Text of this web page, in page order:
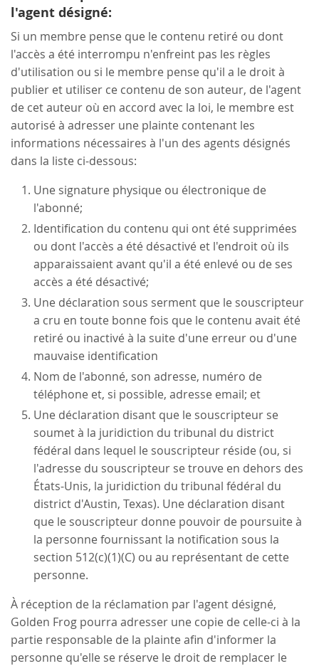
l'agent désigné:
Si un membre pense que le contenu retiré ou dont
l'accès a été interrompu n'enfreint pas les règles
d'utilisation ou si le membre pense qu'il a le droit à
publier et utiliser ce contenu de son auteur, de l'agent
de cet auteur où en accord avec la loi, le membre est
autorisé à adresser une plainte contenant les
informations nécessaires à l'un des agents désignés
dans la liste ci-dessous:
Une signature physique ou électronique de
l'abonné;
Identification du contenu qui ont été supprimées
ou dont l'accès a été désactivé et l'endroit où ils
apparaissaient avant qu'il a été enlevé ou de ses
accès a été désactivé;
Une déclaration sous serment que le souscripteur
a cru en toute bonne fois que le contenu avait été
retiré ou inactivé à la suite d'une erreur ou d'une
mauvaise identification
Nom de l'abonné, son adresse, numéro de
téléphone et, si possible, adresse email; et
Une déclaration disant que le souscripteur se
soumet à la juridiction du tribunal du district
fédéral dans lequel le souscripteur réside (ou, si
l'adresse du souscripteur se trouve en dehors des
États-Unis, la juridiction du tribunal fédéral du
district d'Austin, Texas). Une déclaration disant
que le souscripteur donne pouvoir de poursuite à
la personne fournissant la notification sous la
section 512(c)(1)(C) ou au représentant de cette
personne.
À réception de la réclamation par l'agent désigné,
Golden Frog pourra adresser une copie de celle-ci à la
partie responsable de la plainte afin d'informer la
personne qu'elle se réserve le droit de remplacer le